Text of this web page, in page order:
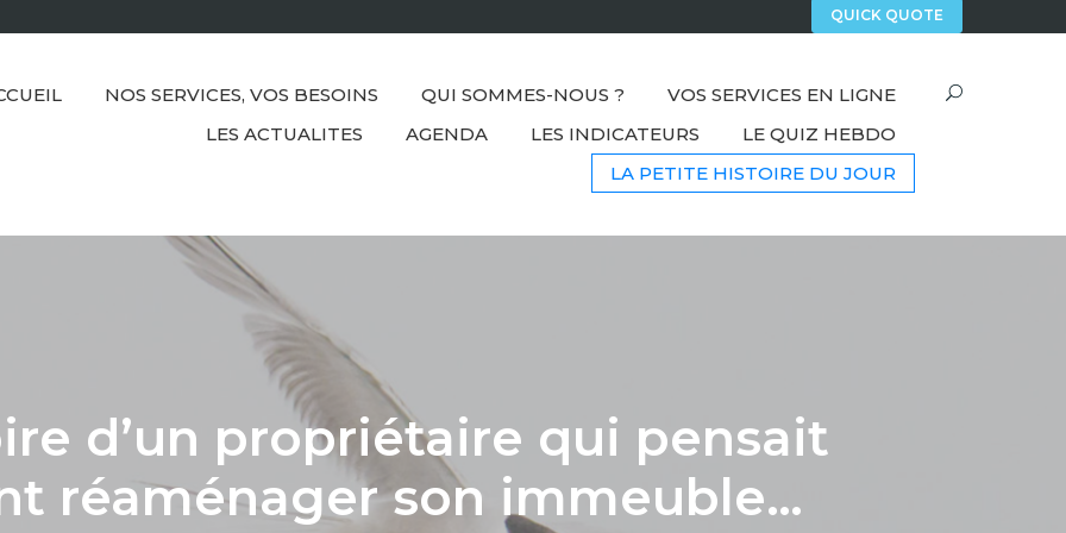
QUICK QUOTE
NOS SERVICES, VOS BESOINS QUI SOMMES-NOUS ?
VOS SERVICES EN LIGNE
LES ACTUALITES
AGENDA LES INDICATEURS
LE QUIZ HEBDO
LA PETITE HISTOIRE DU JOUR
d’un propriétaire qui pensait
réaménager son immeuble…